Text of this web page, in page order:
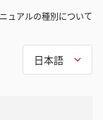
ュアルの種別について
日本語